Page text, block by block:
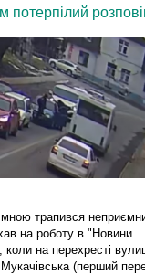
потерпілий
мною трапився
на роботу в "Новини
коли на перехресті
(перший